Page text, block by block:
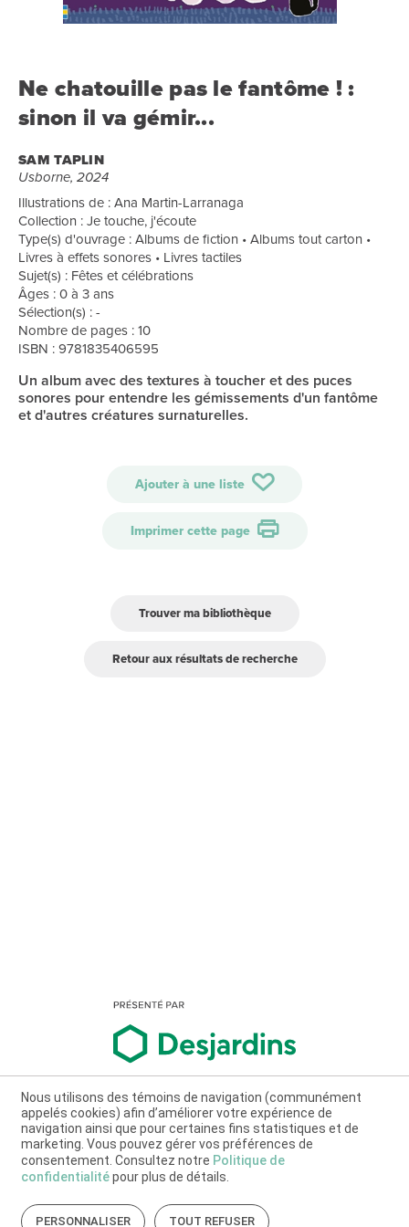
Ne chatouille pas le fantôme ! :
sinon il va gémir...
SAM TAPLIN
Usborne, 2024
Illustrations de : Ana Martin-Larranaga
Collection : Je touche, j'écoute
Type(s) d'ouvrage : Albums de fiction • Albums tout carton •
Livres à effets sonores • Livres tactiles
Sujet(s) : Fêtes et célébrations
Âges : 0 à 3 ans
Sélection(s) : -
Nombre de pages : 10
ISBN : 9781835406595
Un album avec des textures à toucher et des puces
sonores pour entendre les gémissements d'un fantôme
et d'autres créatures surnaturelles.
Ajouter à une liste
Imprimer cette page
Trouver ma bibliothèque
Retour aux résultats de recherche
Nous utilisons des témoins de navigation (communément
appelés cookies) afin d’améliorer votre expérience de
navigation ainsi que pour certaines fins statistiques et de
marketing. Vous pouvez gérer vos préférences de
consentement. Consultez notre Politique de
confidentialitépour plus de détails.
PERSONNALISER TOUT REFUSER